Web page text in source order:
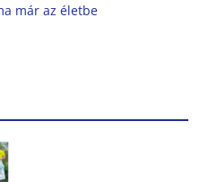
már az életbe